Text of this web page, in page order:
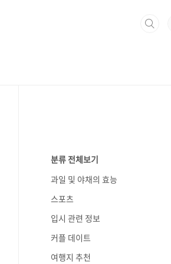
분류 전체보기
과일 및 야채의 효능
스포츠
입시 관련 정보
커플 데이트
여행지 추천